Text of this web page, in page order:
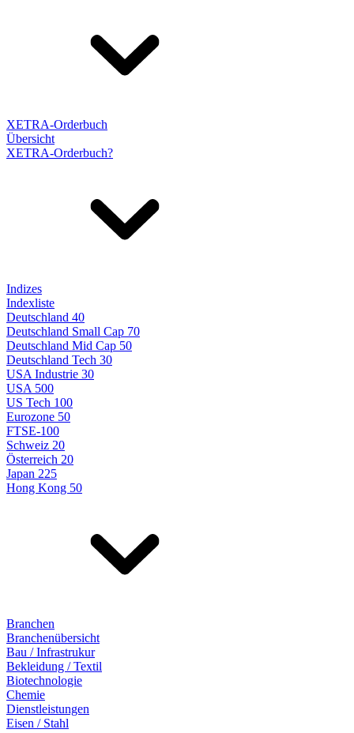
XETRA-Orderbuch
Übersicht
XETRA-Orderbuch?
Indizes
Indexliste
Deutschland 40
Deutschland Small Cap 70
Deutschland Mid Cap 50
Deutschland Tech 30
USA Industrie 30
USA 500
US Tech 100
Eurozone 50
FTSE-100
Schweiz 20
Österreich 20
Japan 225
Hong Kong 50
Branchen
Branchenübersicht
Bau / Infrastrukur
Bekleidung / Textil
Biotechnologie
Chemie
Dienstleistungen
Eisen / Stahl